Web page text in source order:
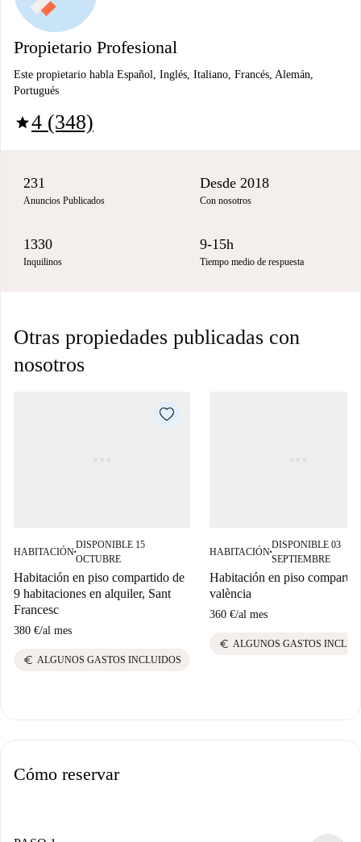
Propietario Profesional
Este propietario habla Español, Inglés, Italiano, Francés, Alemán,
Portugués
star4 (348)
231
Anuncios Publicados
Desde 2018
Con nosotros
1330
Inquilinos
9-15h
Tiempo medio de respuesta
Otras propiedades publicadas con
nosotros
HABITACIÓN■
DISPONIBLE 15
OCTUBRE
Habitación en piso compartido de
9 habitaciones en alquiler, Sant
Francesc
380 €/al mes
euro ALGUNOS GASTOS INCLUIDOS
HABITACIÓN■
DISPONIBLE 03
SEPTIEMBRE
Habitación en piso
valència
360 €/al mes
euro ALGUNOS GASTOS
Cómo reservar